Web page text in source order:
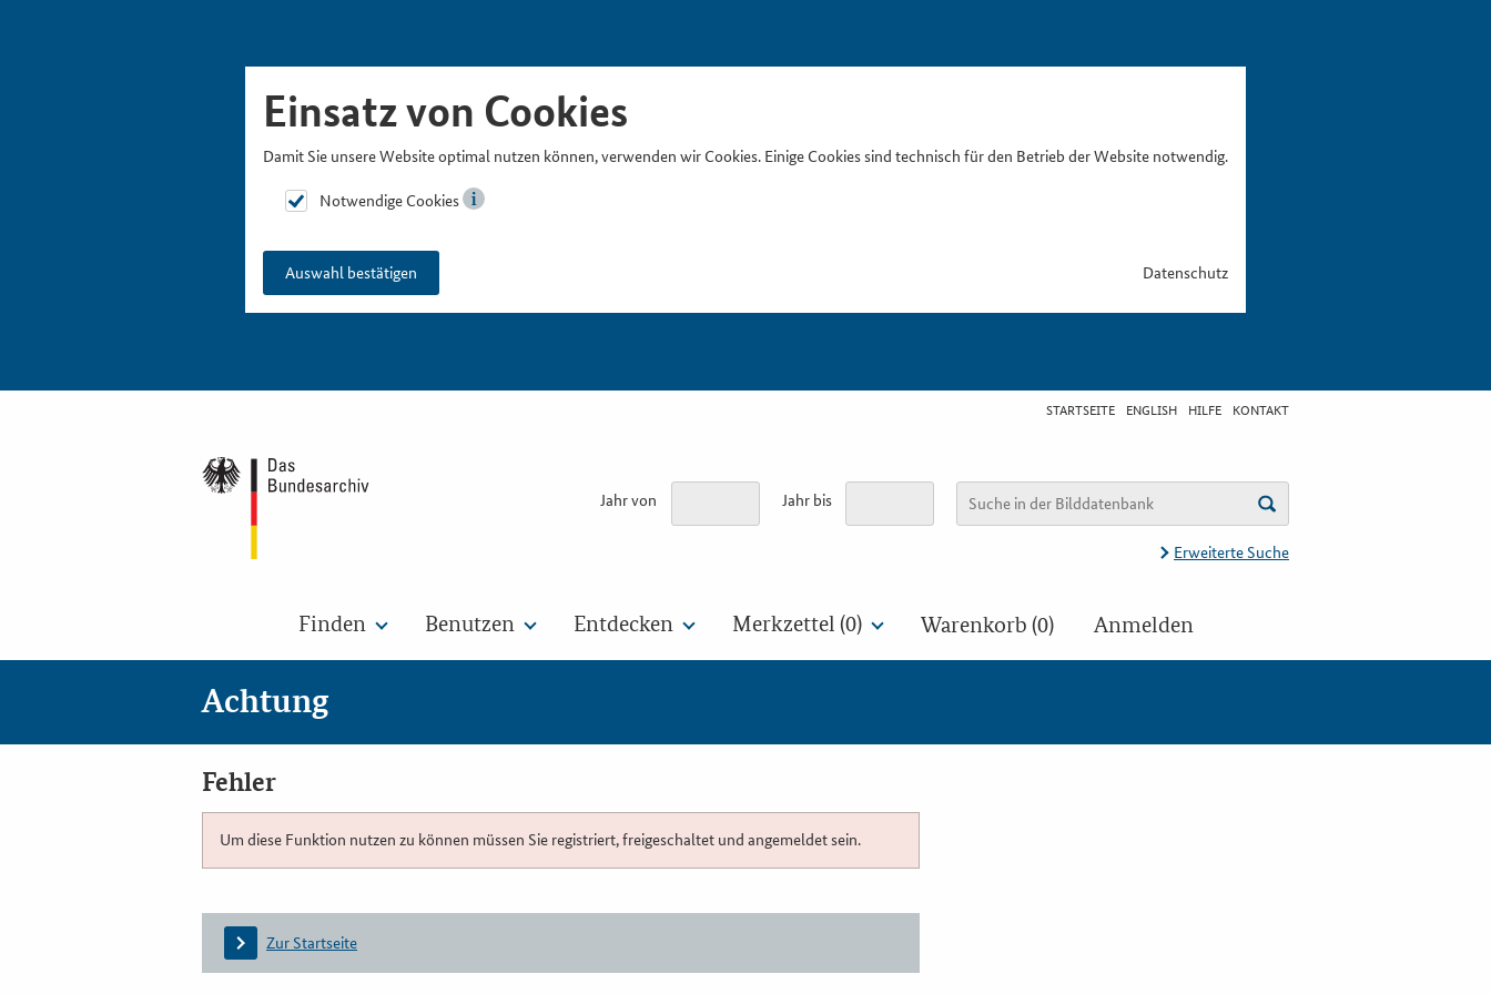
Einsatz von Cookies
Damit Sie unsere Website optimal nutzen können, verwenden wir Cookies. Einige Cookies sind technisch für den Betrieb der Website notwendig.
Notwendige Cookies
Auswahl bestätigen Datenschutz
STARTSEITE ENGLISH HILFE KONTAKT
Jahr von Jahr bis
Erweiterte Suche
Finden Benutzen Entdecken Merkzettel (0) Warenkorb (0) Anmelden
Achtung
Fehler
Um diese Funktion nutzen zu können müssen Sie registriert, freigeschaltet und angemeldet sein.
Zur Startseite